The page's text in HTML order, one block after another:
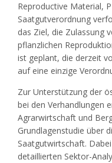
Reproductive Material,
Saatgutverordnung
das Ziel, die Zulassung
pflanzlichen
ist geplant, die derzeit
auf eine einzige
Zur Unterstützung der
bei den Verhandlungen
Agrarwirtschaft und
Grundlagenstudie über
Saatgutwirtschaft.
detaillierten Sektor-